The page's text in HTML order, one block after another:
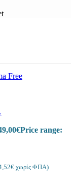
€Price range:
€ χωρίς ΦΠΑ)